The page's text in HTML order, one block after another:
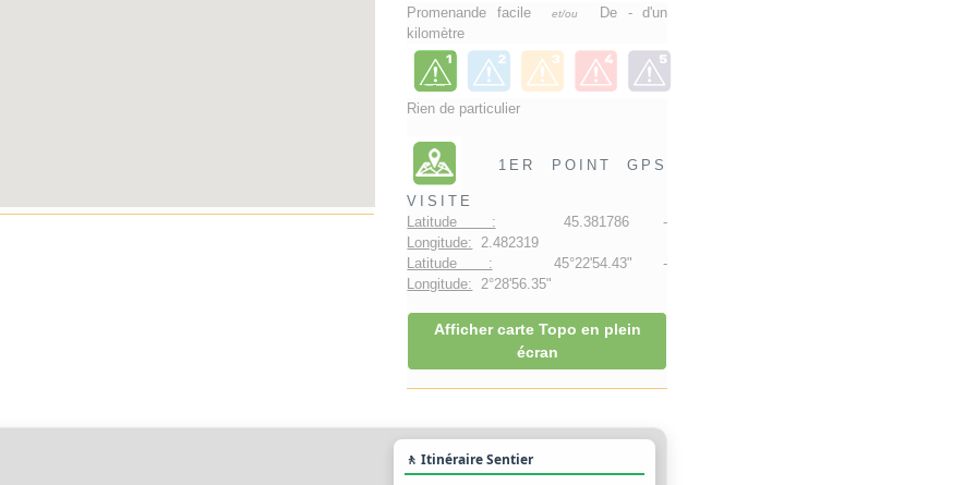
Promenande facileet/ou
De - d'un
kilomètre
Rien de particulier
1ER POINT GPS
VISITE
Latitude : 45.381786 -
Longitude: 2.482319
Latitude : 45°22'54.43" -
Longitude: 2°28'56.35"
Afficher carte Topo en plein
écran
🚶 Itinéraire Sentier